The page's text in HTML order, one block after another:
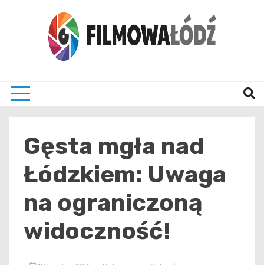
Gęsta mgła nad
Łódzkiem: Uwaga
na ograniczoną
widoczność!